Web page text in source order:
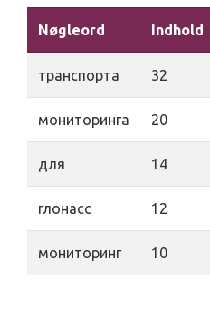
Nøgleord Indhold
транспорта 32
мониторинга 20
для 14
глонасс 12
мониторинг 10